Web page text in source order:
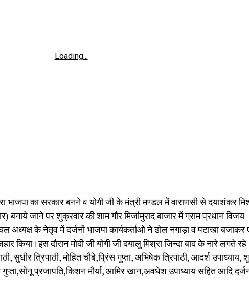
Loading...
भाजपा का सरकार बनने व योगी जी के मंत्री मण्डल में वाराणसी से दयाशंकर
बनाये जाने पर शुक्रवार की शाम गौर मिर्जामुराद बाजार में ग्राम प्रधान विजय
अध्यक्ष के नेतृव में दर्जनों भाजपा कार्यकर्ताओ ने ढोल नगाड़ा व पटाखा
किया।इस दौरान मोदी जी योगी जी दयालु मिश्रा जिन्दा बाद के नारे लगते
सुधीर त्रिपाठी, मोहित चौबे,प्रिंस गुप्ता, अभिषेक त्रिपाठी, आदर्श उपाध्याय,
प्रजापति,किशन मौर्या, आमिर खान,अवधेश उपाध्याय सहित आदि